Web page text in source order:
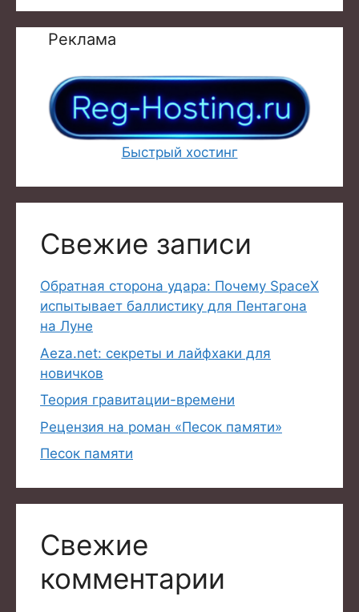
Реклама
Быстрый хостинг
Свежие записи
Обратная сторона удара: Почему SpaceX
испытывает баллистику для Пентагона
на Луне
Aeza.net: секреты и лайфхаки для
новичков
Теория гравитации-времени
Рецензия на роман «Песок памяти»
Песок памяти
Свежие
комментарии